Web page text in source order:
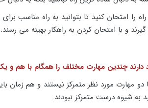
امتحان کنید تا بتوانید به راه مناسب
و با امتحان کردن به راهکار بهینه می رسند.
چندین مهارت مختلف را همگام با هم و
مهارت مورد نظر متمرکز نیستند و هم زمان
به شیوه درست متمرکز نبودند.